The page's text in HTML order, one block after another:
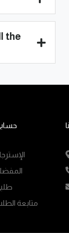
the
متابعة